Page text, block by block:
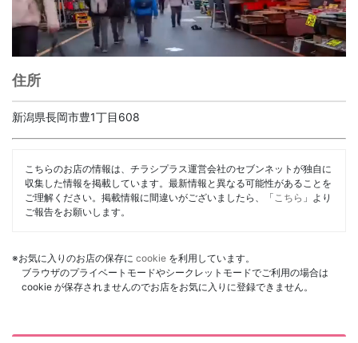
住所
新潟県長岡市豊1丁目608
こちらのお店の情報は、チラシプラス運営会社のセブンネットが独自に
収集した情報を掲載しています。最新情報と異なる可能性があることを
ご理解ください。掲載情報に間違いがございましたら、「 こちら 」より
ご報告をお願いします。
※お気に入りのお店の保存に cookie を利用しています。
ブラウザのプライベートモードやシークレットモードでご利用の場合は
cookie が保存されませんのでお店をお気に入りに登録できません。